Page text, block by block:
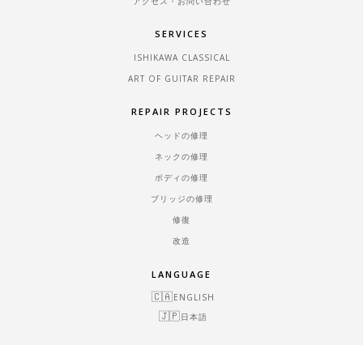
SERVICES
ISHIKAWA CLASSICAL
ART OF GUITAR REPAIR
REPAIR PROJECTS
ヘッドの修理
ネックの修理
ボディの修理
ブリッジの修理
修復
改造
LANGUAGE
ENGLISH
日本語